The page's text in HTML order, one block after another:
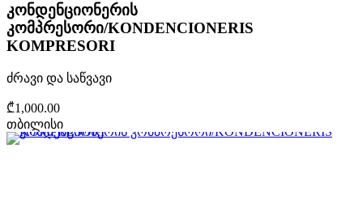
კონდენციონერის
კომპრესორი/KONDENCIONERIS
KOMPRESORI
ძრავი და საწვავი
₾1,000.00
თბილისი